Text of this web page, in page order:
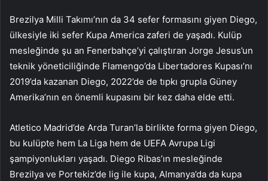
Brezilya Milli Takımı’nın da 34 sefer formasını giyen Diego,
ülkesiyle iki sefer Kupa America zaferi de yaşadı. Kulüp
mesleğinde şu an Fenerbahçe’yi çalıştıran Jorge Jesus’un
teknik yöneticiliğinde Flamengo’da Libertadores Kupası’nı
2019’da kazanan Diego, 2022’de de tıpkı grupla Güney
Amerika’nın en önemli kupasını bir kez daha elde etti.
Atletico Madrid’de Arda Turan’la birlikte forma giyen Diego,
bu kulüpte hem La Liga hem de UEFA Avrupa Ligi
şampiyonlukları yaşadı. Diego Ribas’ın mesleğinde
Brezilya ve Portekiz’de lig ile kupa, Almanya’da da kupa